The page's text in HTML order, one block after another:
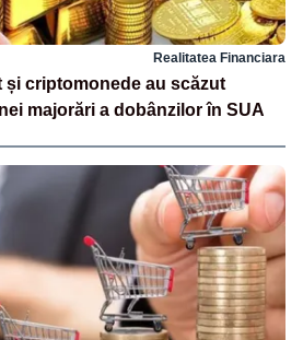
Realitatea Financiara
și criptomonede au scăzut
majorări a dobânzilor în SUA